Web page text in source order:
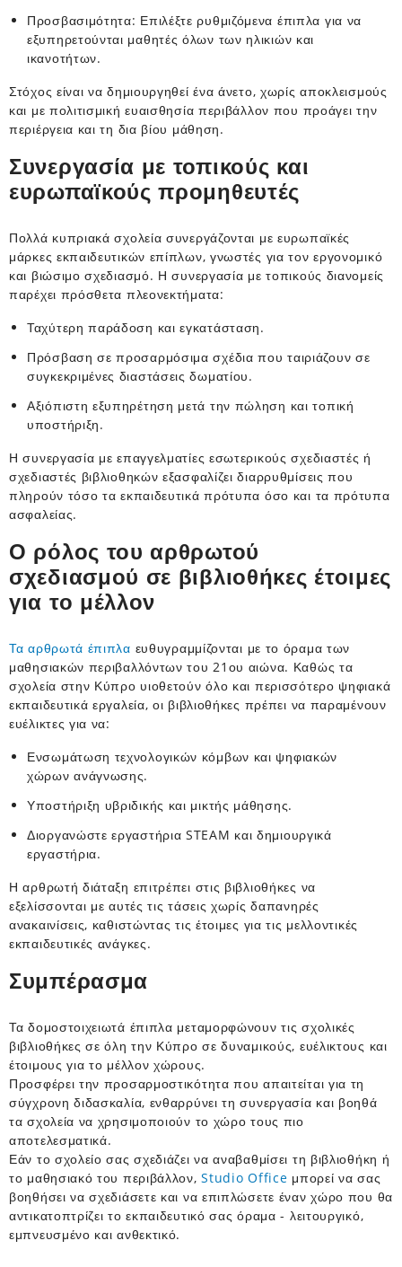
Προσβασιμότητα: Επιλέξτε ρυθμιζόμενα έπιπλα για να
εξυπηρετούνται μαθητές όλων των ηλικιών και
ικανοτήτων.
Στόχος είναι να δημιουργηθεί ένα άνετο, χωρίς αποκλεισμούς
και με πολιτισμική ευαισθησία περιβάλλον που προάγει την
περιέργεια και τη δια βίου μάθηση.
Συνεργασία με τοπικούς και
ευρωπαϊκούς προμηθευτές
Πολλά κυπριακά σχολεία συνεργάζονται με ευρωπαϊκές
μάρκες εκπαιδευτικών επίπλων, γνωστές για τον εργονομικό
και βιώσιμο σχεδιασμό. Η συνεργασία με τοπικούς διανομείς
παρέχει πρόσθετα πλεονεκτήματα:
Ταχύτερη παράδοση και εγκατάσταση.
Πρόσβαση σε προσαρμόσιμα σχέδια που ταιριάζουν σε
συγκεκριμένες διαστάσεις δωματίου.
Αξιόπιστη εξυπηρέτηση μετά την πώληση και τοπική
υποστήριξη.
Η συνεργασία με επαγγελματίες εσωτερικούς σχεδιαστές ή
σχεδιαστές βιβλιοθηκών εξασφαλίζει διαρρυθμίσεις που
πληρούν τόσο τα εκπαιδευτικά πρότυπα όσο και τα πρότυπα
ασφαλείας.
Ο ρόλος του αρθρωτού
σχεδιασμού σε βιβλιοθήκες έτοιμες
για το μέλλον
Τα αρθρωτά έπιπλα ευθυγραμμίζονται με το όραμα των
μαθησιακών περιβαλλόντων του 21ου αιώνα. Καθώς τα
σχολεία στην Κύπρο υιοθετούν όλο και περισσότερο ψηφιακά
εκπαιδευτικά εργαλεία, οι βιβλιοθήκες πρέπει να παραμένουν
ευέλικτες για να:
Ενσωμάτωση τεχνολογικών κόμβων και ψηφιακών
χώρων ανάγνωσης.
Υποστήριξη υβριδικής και μικτής μάθησης.
Διοργανώστε εργαστήρια STEAM και δημιουργικά
εργαστήρια.
Η αρθρωτή διάταξη επιτρέπει στις βιβλιοθήκες να
εξελίσσονται με αυτές τις τάσεις χωρίς δαπανηρές
ανακαινίσεις, καθιστώντας τις έτοιμες για τις μελλοντικές
εκπαιδευτικές ανάγκες.
Συμπέρασμα
Τα δομοστοιχειωτά έπιπλα μεταμορφώνουν τις σχολικές
βιβλιοθήκες σε όλη την Κύπρο σε δυναμικούς, ευέλικτους και
έτοιμους για το μέλλον χώρους.
Προσφέρει την προσαρμοστικότητα που απαιτείται για τη
σύγχρονη διδασκαλία, ενθαρρύνει τη συνεργασία και βοηθά
τα σχολεία να χρησιμοποιούν το χώρο τους πιο
αποτελεσματικά.
Εάν το σχολείο σας σχεδιάζει να αναβαθμίσει τη βιβλιοθήκη ή
το μαθησιακό του περιβάλλον,Studio Office μπορεί να σας
βοηθήσει να σχεδιάσετε και να επιπλώσετε έναν χώρο που θα
αντικατοπτρίζει το εκπαιδευτικό σας όραμα - λειτουργικό,
εμπνευσμένο και ανθεκτικό.